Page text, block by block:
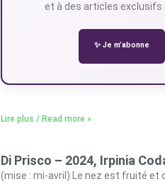
et à des articles
✨ Je m’abonne
Lire plus / Read more »
Di Prisco – 2024, Irpinia
(mise : mi-avril) Le nez est fruité et